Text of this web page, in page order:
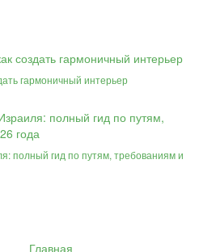
гармоничный интерьер
полный гид по путям, требованиям и
Главная